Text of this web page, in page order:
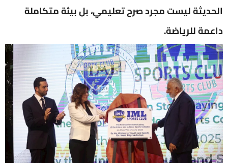
الحديثة ليست مجرد صرح تعليمي، بل بيئة متكاملة
داعمة للرياضة.